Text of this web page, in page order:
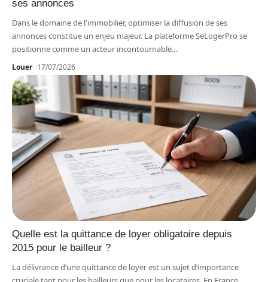
ses annonces
Dans le domaine de l'immobilier, optimiser la diffusion de ses
annonces constitue un enjeu majeur. La plateforme SeLogerPro se
positionne comme un acteur incontournable…
Louer 17/07/2026
Quelle est la quittance de loyer obligatoire depuis
2015 pour le bailleur ?
La délivrance d’une quittance de loyer est un sujet d’importance